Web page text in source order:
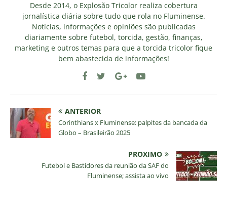
Desde 2014, o Explosão Tricolor realiza cobertura
jornalística diária sobre tudo que rola no Fluminense.
Notícias, informações e opiniões são publicadas
diariamente sobre futebol, torcida, gestão, finanças,
marketing e outros temas para que a torcida tricolor fique
bem abastecida de informações!
ANTERIOR
Corinthians x Fluminense: palpites da bancada da
Globo – Brasileirão 2025
PRÓXIMO
Futebol e Bastidores da reunião da SAF do
Fluminense; assista ao vivo